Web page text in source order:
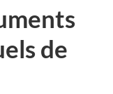
de